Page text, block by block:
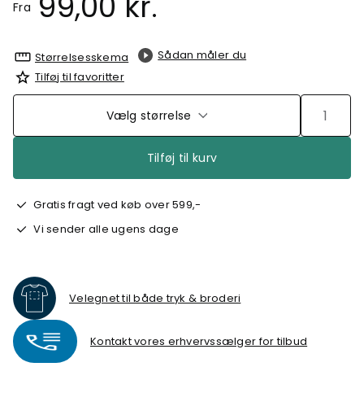
Fra
Størrelsesskema
Sådan måler du
Tilføj til favoritter
Vælg størrelse
Tilføj til kurv
Gratis fragt ved køb over 599,-
Vi sender alle ugens dage
Velegnet til både tryk & broderi
Kontakt vores erhvervssælger for tilbud